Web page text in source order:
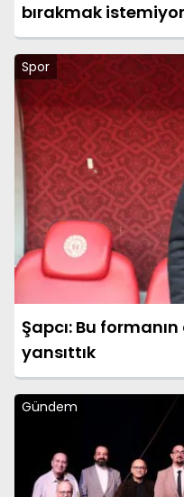
bırakmak istemiyor
Spor
Şapcı: Bu formanın
yansıttık
Gündem